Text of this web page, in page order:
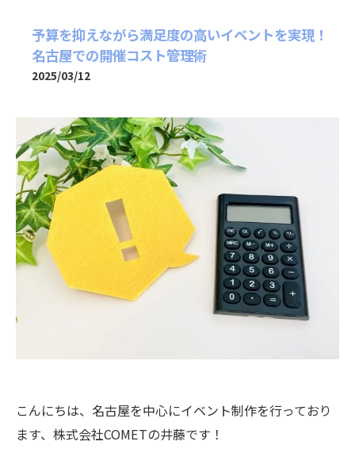
予算を抑えながら満足度の高いイベントを実現！
名古屋での開催コスト管理術
2025/03/12
こんにちは、名古屋を中心にイベント制作を行っており
ます、株式会社COMETの井藤です！